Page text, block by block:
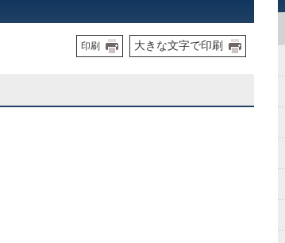
印刷 大きな文字で印刷